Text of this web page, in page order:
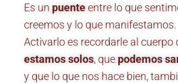
Es un puenteentre lo que
creemos y lo que manifestamos.
Activarlo es recordarle al cuerpo
estamos solos, que podemos
y que lo que nos hace bien,